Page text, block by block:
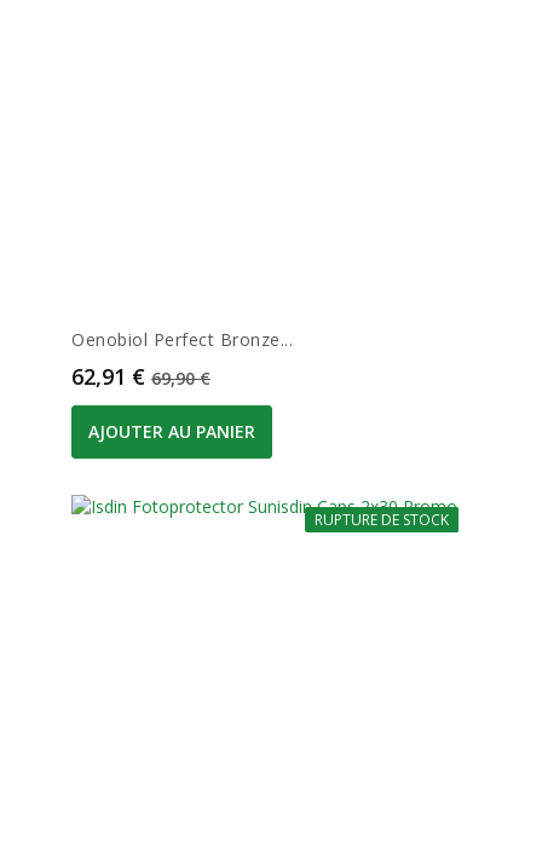
Oenobiol Perfect Bronze...
Prix
62,91 € Prix de base
69,90 €
AJOUTER AU PANIER
-10%
RUPTURE DE STOCK